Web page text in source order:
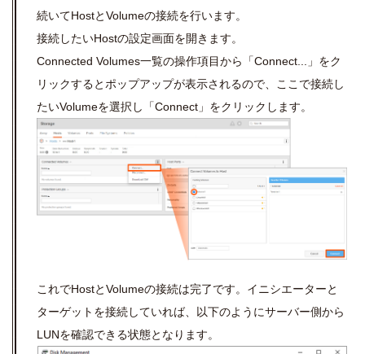
続いてHostとVolumeの接続を行います。
接続したいHostの設定画面を開きます。
Connected Volumes一覧の操作項目から「Connect...」をク
リックするとポップアップが表示されるので、ここで接続し
たいVolumeを選択し「Connect」をクリックします。
これでHostとVolumeの接続は完了です。イニシエーターと
ターゲットを接続していれば、以下のようにサーバー側から
LUNを確認できる状態となります。